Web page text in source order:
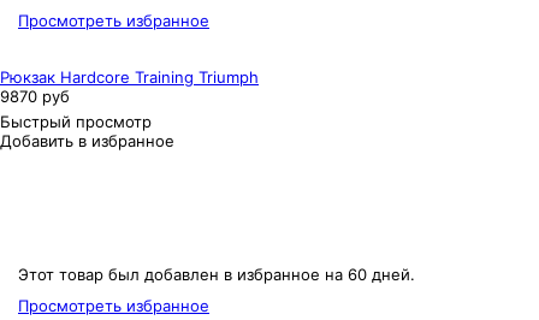
Просмотреть избранное
Рюкзак Hardcore Training Triumph
9870 руб
Быстрый просмотр
Добавить в избранное
Этот товар был добавлен в избранное на 60 дней.
Просмотреть избранное